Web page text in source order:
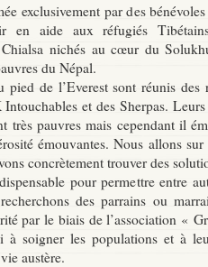
exclusivement par des
en aide aux réfugiés
nichés au cœur du
du Népal.
pied de l’Everest sont réunis des
et des Sherpas.
très pauvres mais cependant il
émouvantes. Nous allons
concrètement trouver des
pour permettre entre
des parrains ou
par le biais de l’association «
à soigner les populations et à
austère.